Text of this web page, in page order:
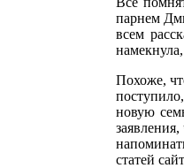
парнем
всем
Похоже,
новую
статей